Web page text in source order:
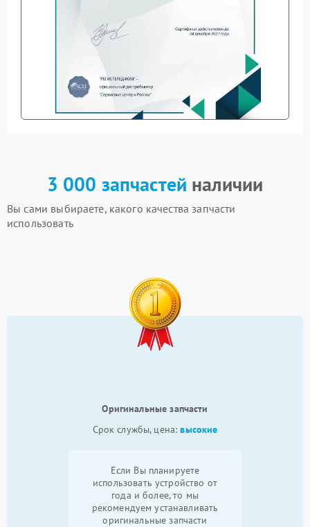
3 000 запчастей наличии
Вы сами выбираете, какого качества запчасти
использовать
Оригинальные запчасти
Срок службы, цена:высокие
Если Вы планируете
использовать устройство от
года и более, то мы
рекомендуем устанавливать
оригинальные запчасти